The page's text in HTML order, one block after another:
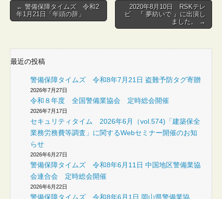
Post
navigation
← 警備保障タイムズ 令和2
年1月21日「年頭の辞」
2020年8月10日 RSKテレ
ビ 『 夢紡いで 』に出演し
ました。 →
最近の投稿
警備保障タイムズ 令和8年7月21日 盗難予防タグ寄贈
2026年7月27日
令和８年度 全国警備業協会 定時総会開催
2026年7月17日
セキュリティタイム 2026年6月（vol.574)「建築保全
業務労務費等調査」に関するWebセミナー開催のお知
らせ
2026年6月27日
警備保障タイムズ 令和8年6月11日 中国地区警備業協
会連合会 定時総会開催
2026年6月22日
警備保障タイムズ 令和8年6月1日 岡山県警備業協